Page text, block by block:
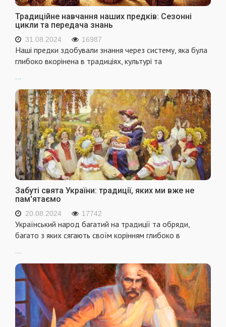
Традиційне навчання наших предків: Сезонні
цикли та передача знань
31.08.2024 16987
Наші предки здобували знання через систему, яка була
глибоко вкорінена в традиціях, культурі та
Забуті свята України: традиції, яких ми вже не
пам'ятаємо
20.08.2024 17742
Український народ багатий на традиції та обряди,
багато з яких сягають своїм корінням глибоко в
...